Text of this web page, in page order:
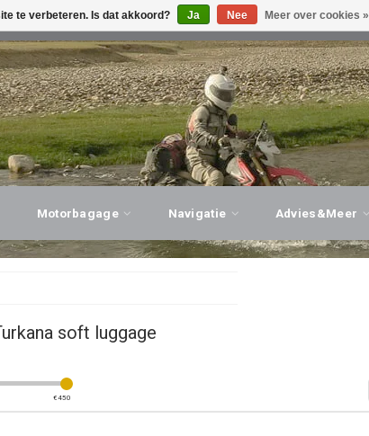
SERVICE! BEZOEK ONZE WINKEL!
Motorbagage Navigatie Advies&Meer
soft luggage
€450
te verbeteren. Is dat akkoord? Ja Nee Meer over cookies »